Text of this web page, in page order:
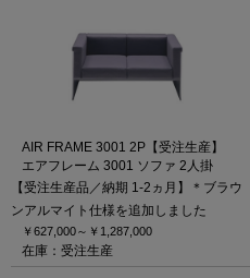
AIR FRAME 3001 2P【受注生産】
エアフレーム 3001 ソファ 2人掛
【受注生産品／納期 1-2ヵ月】＊ブラウ
ンアルマイト仕様を追加しました
￥627,000～ ￥1,287,000
在庫：受注生産